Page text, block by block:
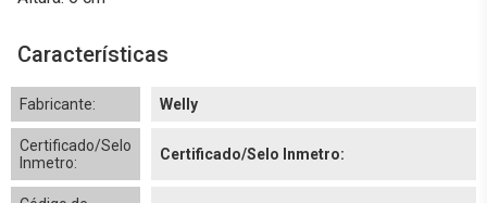
Características
Fabricante: Welly
Certificado/Selo
Inmetro:
Certificado/Selo Inmetro: